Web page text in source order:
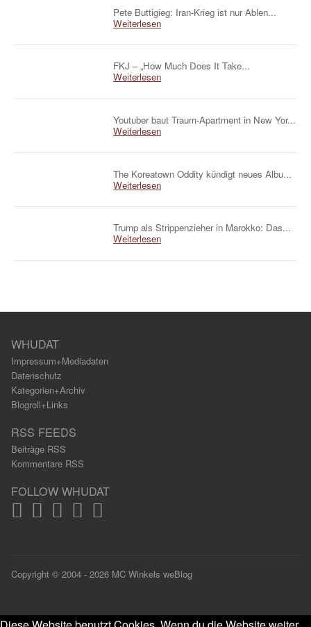
Pete Buttigieg: Iran-Krieg ist nur Ablen...
Weiterlesen
FKJ – „How Much Does It Take...
Weiterlesen
Youtuber baut Traum-Apartment in New Yor...
Weiterlesen
The Koreatown Oddity kündigt neues Albu...
Weiterlesen
Trump als Strippenzieher in Marokko: Das...
Weiterlesen
WHUDAT
Impressum+Mediadaten
Datenschutz
Kategorien+Archiv
Blogroll+Links
RSS FEEDS
Beiträge RSS
Kommentare RSS
FOLLOW WHUDAT
Copyright © 2004 - 2026 MC Winkels weBlog